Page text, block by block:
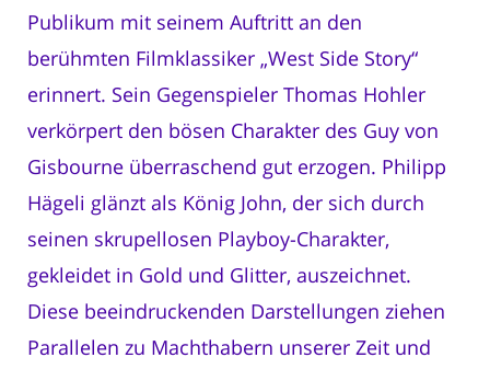
Publikum mit seinem Auftritt an den
berühmten Filmklassiker „West Side Story“
erinnert. Sein Gegenspieler Thomas Hohler
verkörpert den bösen Charakter des Guy von
Gisbourne überraschend gut erzogen. Philipp
Hägeli glänzt als König John, der sich durch
seinen skrupellosen Playboy-Charakter,
gekleidet in Gold und Glitter, auszeichnet.
Diese beeindruckenden Darstellungen ziehen
Parallelen zu Machthabern unserer Zeit und